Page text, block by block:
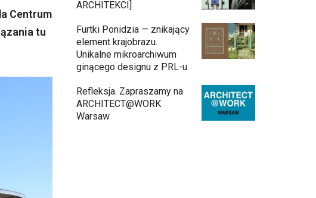
Centrum
tu
ARCHITEKCI]
Furtki Ponidzia — znikający
element krajobrazu.
Unikalne mikroarchiwum
ginącego designu z PRL-u
Refleksja. Zapraszamy na
ARCHITECT@WORK
Warsaw